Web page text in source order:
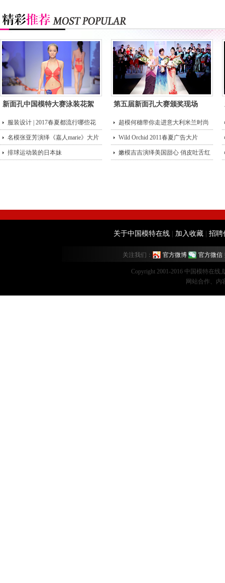
新面孔中国模特大赛泳装花絮 第五届新面孔大赛颁奖现场
服装设计 | 2017春夏都流行哪些花
型？
超模何穗带你走进意大利米兰时尚
街头
名模张亚芳演绎《嘉人marie》大片 Wild Orchid 2011春夏广告大片
排球运动装的日本妹 嫩模吉吉演绎美国甜心 俏皮吐舌红
关于中国模特在线 加入收藏 招聘
关注我们： 官方微博 官方微信
Copyright 2001-2016 中国模特在线
网站合作、内